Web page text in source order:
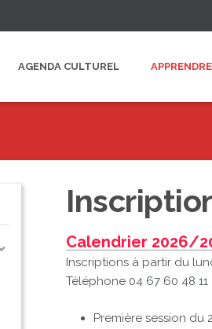
AGENDA CULTUREL
Calendrier 2026/
Inscriptions à partir du
Téléphone 04 67 60 48 11
Première session